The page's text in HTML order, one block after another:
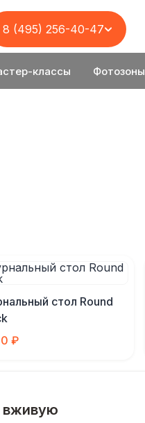
классы Фотозоны
8 (495) 256-40-47
стол Round
₽
вживую